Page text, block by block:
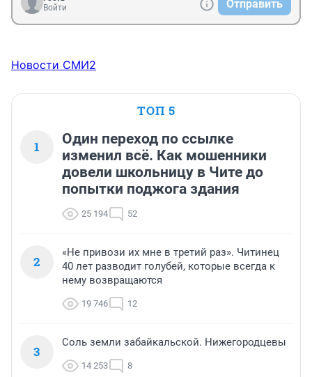
Войти
Отправить
Новости СМИ2
ТОП 5
1
Один переход по ссылке
изменил всё. Как мошенники
довели школьницу в Чите до
попытки поджога здания
25 194 52
2
«Не привози их мне в третий раз». Читинец
40 лет разводит голубей, которые всегда к
нему возвращаются
19 746 12
3
Соль земли забайкальской. Нижегородцевы
14 253 8